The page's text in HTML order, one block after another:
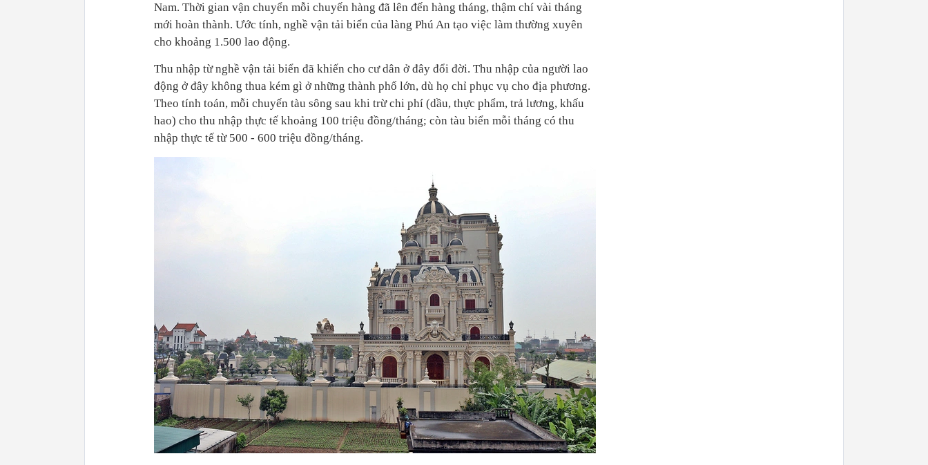
Nam. Thời gian vận chuyển mỗi chuyến hàng đã lên đến hàng tháng, thậm chí vài tháng
mới hoàn thành. Ước tính, nghề vận tải biển của làng Phú An tạo việc làm thường xuyên
cho khoảng 1.500 lao động.
Thu nhập từ nghề vận tải biển đã khiến cho cư dân ở đây đổi đời. Thu nhập của người lao
động ở đây không thua kém gì ở những thành phố lớn, dù họ chỉ phục vụ cho địa phương.
Theo tính toán, mỗi chuyến tàu sông sau khi trừ chi phí (dầu, thực phẩm, trả lương, khấu
hao) cho thu nhập thực tế khoảng 100 triệu đồng/tháng; còn tàu biển mỗi tháng có thu
nhập thực tế từ 500 - 600 triệu đồng/tháng.